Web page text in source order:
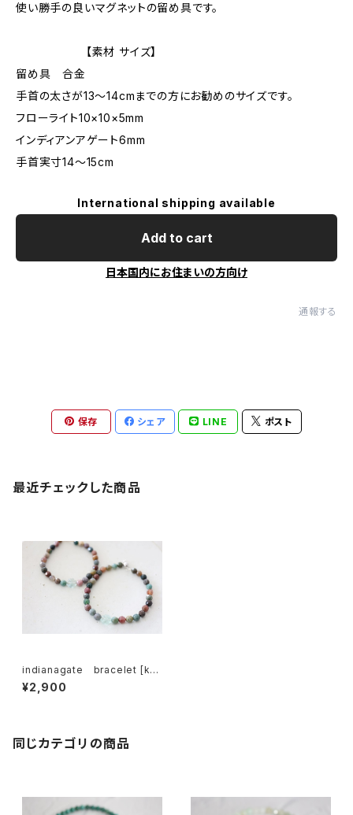
使い勝手の良いマグネットの留め具です。
【素材 サイズ】
留め具 合金
手首の太さが13〜14cmまでの方にお勧めのサイズです。
フローライト10×10×5mm
インディアンアゲート6mm
手首実寸14〜15cm
International shipping available
Add to cart
日本国内にお住まいの方向け
通報する
保存 シェア LINE ポスト
最近チェックした商品
indianagate bracelet [kgf
3896]
¥2,900
同じカテゴリの商品